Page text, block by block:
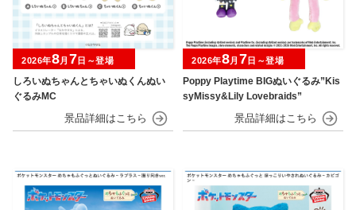
しろいぬちゃんとちゃいぬくんぬい
ぐるみMC
2026年8月 7日～登場
Poppy Playtime BIGぬいぐるみ”Kis
syMissy&Lily Lovebraids”
2026年8月 7日～登場